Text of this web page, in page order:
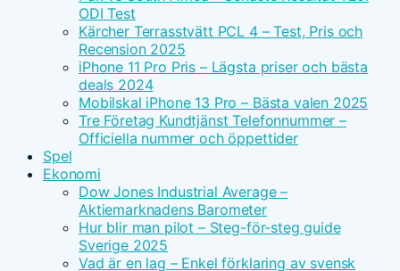
ODI Test
Kärcher Terrasstvätt PCL 4 – Test, Pris och
Recension 2025
iPhone 11 Pro Pris – Lägsta priser och bästa
deals 2024
Mobilskal iPhone 13 Pro – Bästa valen 2025
Tre Företag Kundtjänst Telefonnummer –
Officiella nummer och öppettider
Spel
Ekonomi
Dow Jones Industrial Average –
Aktiemarknadens Barometer
Hur blir man pilot – Steg-för-steg guide
Sverige 2025
Vad är en lag – Enkel förklaring av svensk